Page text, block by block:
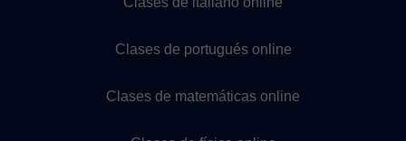
Clases de portugués online
Clases de matemáticas online